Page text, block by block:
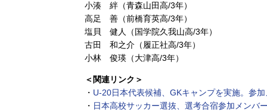
小湊 絆（青森山田高/3年）
高足 善（前橋育英高/3年）
塩貝 健人（国学院久我山高/3年）
古田 和之介（履正社高/3年）
小林 俊瑛（大津高/3年）
＜関連リンク＞
・ U-20日本代表候補、GKキャンプを実施。参加
・ 日本高校サッカー選抜、選考合宿参加メンバ